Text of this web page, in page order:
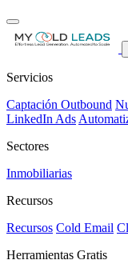
Servicios
Captación Outbound
LinkedIn Ads
Sectores
Inmobiliarias
Recursos
Recursos Cold Email
Herramientas Gratis